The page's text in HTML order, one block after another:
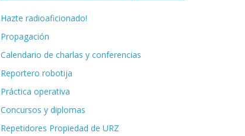
Hazte radioaficionado!
Propagación
Calendario de charlas y conferencias
Reportero robotija
Práctica operativa
Concursos y diplomas
Repetidores Propiedad de URZ